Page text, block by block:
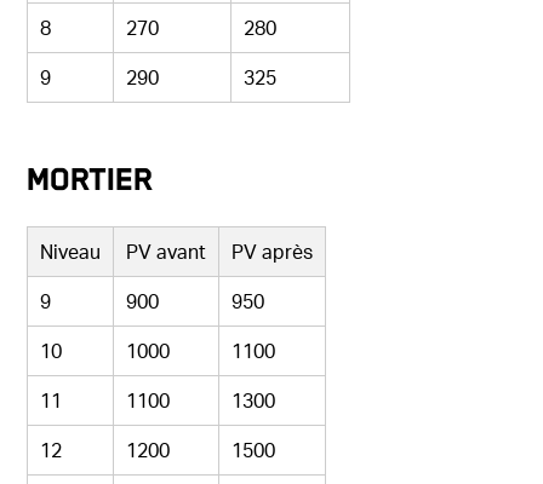
8
270
280
9
290 325
Mortier
Niveau PV avant
PV après
9
900
950
10
1000
1100
11
1100
1300
12
1200
1500